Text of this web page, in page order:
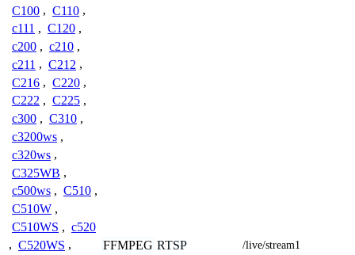
C100 , C110 ,
c111 , C120 ,
c200 , c210 ,
c211 , C212 ,
C216 , C220 ,
C222 , C225 ,
c300 , C310 ,
c3200ws ,
c320ws ,
C325WB ,
c500ws , C510 ,
C510W ,
C510WS , c520
, C520WS ,
FFMPEG RTSP /live/stream1